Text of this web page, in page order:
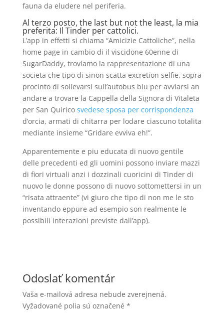
fauna da eludere nel periferia.
Al terzo posto, the last but not the least, la mia
preferita: Il Tinder per cattolici.
L’app in effetti si chiama “Amicizie Cattoliche”, nella
home page in cambio di il viscidone 60enne di
SugarDaddy, troviamo la rappresentazione di una
societa che tipo di sinon scatta excretion selfie, sopra
procinto di sollevarsi sull’autobus blu per avviarsi an
andare a trovare la Cappella della Signora di Vitaleta
per San Quirico svedese sposa per corrispondenza
d’orcia, armati di chitarra per lodare ciascuno totalita
mediante insieme “Gridare evviva eh!”.
Apparentemente e piu educata di nuovo gentile
delle precedenti ed gli uomini possono inviare mazzi
di fiori virtuali anzi i dozzinali cuoricini di Tinder di
nuovo le donne possono di nuovo sottomettersi in un
“risata attraente” (vi giuro che tipo di non me le sto
inventando eppure ad esempio son realmente le
possibili interazioni previste dall’app).
Odoslať komentár
Vaša e-mailová adresa nebude zverejnená.
Vyžadované polia sú označené *